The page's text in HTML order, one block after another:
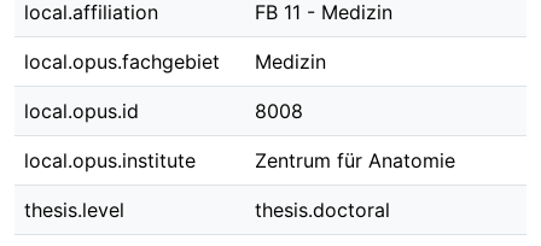
local.affiliation FB 11 - Medizin
local.opus.fachgebiet Medizin
local.opus.id 8008
local.opus.institute Zentrum für Anatomie
thesis.level thesis.doctoral